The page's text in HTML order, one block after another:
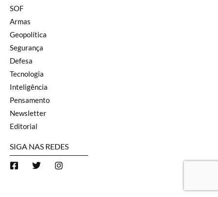
SOF
Armas
Geopolítica
Segurança
Defesa
Tecnologia
Inteligência
Pensamento
Newsletter
Editorial
SIGA NAS REDES